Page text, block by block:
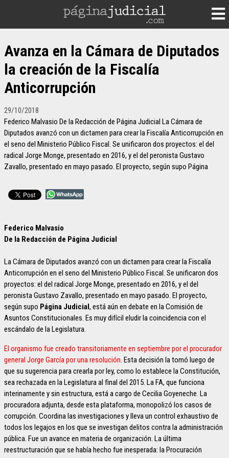
Avanza en la Cámara de Diputados
la creación de la Fiscalía
Anticorrupción
29/10/2018
Federico Malvasio De la Redacción de Página Judicial La Cámara de
Diputados avanzó con un dictamen para crear la Fiscalía Anticorrupción en
el seno del Ministerio Público Fiscal. Se unificaron dos proyectos: el del
radical Jorge Monge, presentado en 2016, y el del peronista Gustavo
Zavallo, presentado en mayo pasado. El proyecto, según supo Página
Federico Malvasio
De la Redacción de Página Judicial
La Cámara de Diputados avanzó con un dictamen para crear la Fiscalía
Anticorrupción en el seno del Ministerio Público Fiscal. Se unificaron dos
proyectos: el del radical Jorge Monge, presentado en 2016, y el del
peronista Gustavo Zavallo, presentado en mayo pasado. El proyecto,
según supo Página Judicial, está aún en debate en la Comisión de
Asuntos Constitucionales. Es muy difícil eludir la coincidencia con el
escándalo de la Legislatura.
El organismo fue creado transitoriamente en septiembre por el procurador
general Jorge García por una resolución. Esta decisión la tomó luego de
que su sugerencia para crearla por ley, como lo establece la Constitución,
sea rechazada en la Legislatura al final del 2015. La FA, que funciona
interinamente y sin estructura, está a cargo de Cecilia Goyeneche. La
procuradora adjunta, desde esta plataforma, monopolizó los casos de
corrupción. Coordina las investigaciones y lleva un control exhaustivo de
todos los legajos en los que se investigan delitos contra la administración
pública. Fue un avance en materia de organización. La última
reestructuración que se había hecho fue inesperada: la Procuración